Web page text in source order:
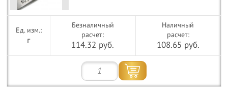
г
Безналичный
расчет:
114.32 руб.
Наличный
расчет:
108.65 руб.